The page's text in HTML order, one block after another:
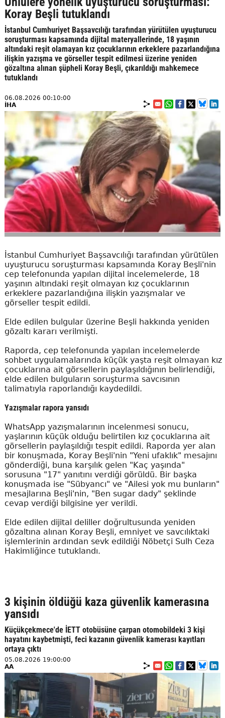
Koray Beşli tutuklandı
İstanbul Cumhuriyet Başsavcılığı tarafından yürütülen uyuşturucu
soruşturması kapsamında dijital materyallerinde, 18 yaşının
altındaki reşit olamayan kız çocuklarının erkeklere pazarlandığına
ilişkin yazışma ve görseller tespit edilmesi üzerine yeniden
gözaltına alınan şüpheli Koray Beşli, çıkarıldığı mahkemece
tutuklandı
06.08.2026 00:10:00
İHA
İstanbul Cumhuriyet Başsavcılığı tarafından yürütülen
uyuşturucu soruşturması kapsamında Koray Beşli'nin
cep telefonunda yapılan dijital incelemelerde, 18
yaşının altındaki reşit olmayan kız çocuklarının
erkeklere pazarlandığına ilişkin yazışmalar ve
görseller tespit edildi.
Elde edilen bulgular üzerine Beşli hakkında yeniden
gözaltı kararı verilmişti.
Raporda, cep telefonunda yapılan incelemelerde
sohbet uygulamalarında küçük yaşta reşit olmayan kız
çocuklarına ait görsellerin paylaşıldığının belirlendiği,
elde edilen bulguların soruşturma savcısının
talimatıyla raporlandığı kaydedildi.
Yazışmalar rapora yansıdı
WhatsApp yazışmalarının incelenmesi sonucu,
yaşlarının küçük olduğu belirtilen kız çocuklarına ait
görsellerin paylaşıldığı tespit edildi. Raporda yer alan
bir konuşmada, Koray Beşli'nin "Yeni ufaklık" mesajını
gönderdiği, buna karşılık gelen "Kaç yaşında"
sorusuna "17" yanıtını verdiği görüldü. Bir başka
konuşmada ise "Sübyancı" ve "Ailesi yok mu bunların"
mesajlarına Beşli'nin, "Ben sugar dady" şeklinde
cevap verdiği bilgisine yer verildi.
Elde edilen dijital deliller doğrultusunda yeniden
gözaltına alınan Koray Beşli, emniyet ve savcılıktaki
işlemlerinin ardından sevk edildiği Nöbetçi Sulh Ceza
Hakimliğince tutuklandı.
3 kişinin öldüğü kaza güvenlik kamerasına
yansıdı
Küçükçekmece'de İETT otobüsüne çarpan otomobildeki 3 kişi
hayatını kaybetmişti, feci kazanın güvenlik kamerası kayıtları
ortaya çıktı
05.08.2026 19:00:00
AA